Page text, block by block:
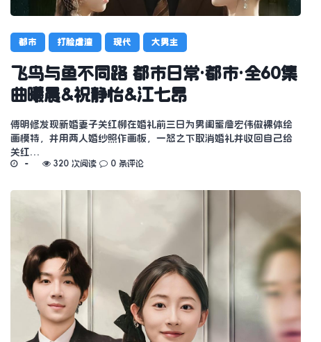
都市 打脸虐渣 现代 大男主
飞鸟与鱼不同路 都市日常·都市·全60集
曲曦晨&祝静怡&江七昂
傅明修发现新婚妻子关红柳在婚礼前三日为男闺蜜詹宏伟做裸体绘
画模特，并用两人婚纱照作画板，一怒之下取消婚礼并收回自己给
关红…
320 次阅读 0 条评论